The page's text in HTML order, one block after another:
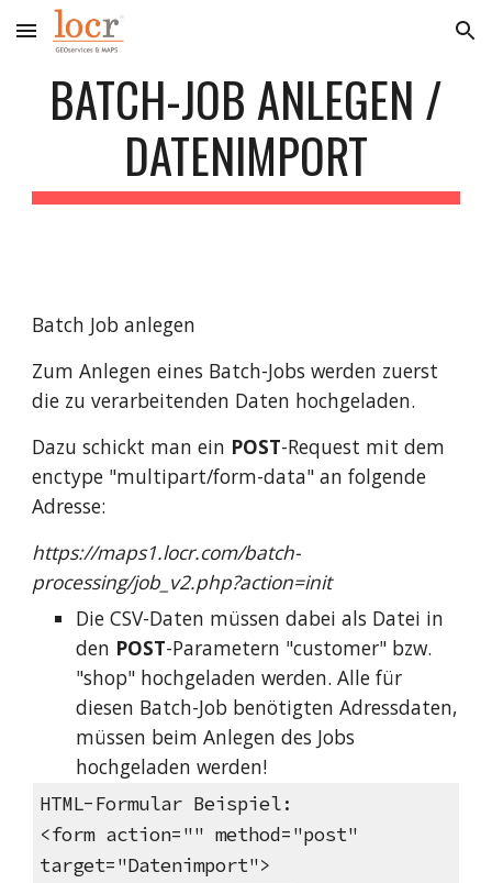
Skip to main content Skip to navigation
BATCH-JOB ANLEGEN /
DATENIMPORT
Batch Job anlegen
Zum Anlegen eines Batch-Jobs werden zuerst
die zu verarbeitenden Daten hochgeladen.
Dazu schickt man ein POST-Request mit dem
enctype "multipart/form-data" an folgende
Adresse:
https://maps1.locr.com/batch-
processing/job_v2.php?action=init
Die CSV-Daten müssen dabei als Datei in
den POST-Parametern "customer" bzw.
"shop" hochgeladen werden. Alle für
diesen Batch-Job benötigten Adressdaten,
müssen beim Anlegen des Jobs
hochgeladen werden!
HTML-Formular Beispiel:
<form action="" method="post"
target="Datenimport">